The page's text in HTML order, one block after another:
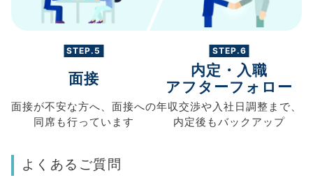
STEP.5
面接
面接が不安な方へ、 面接への
同席も行っています
STEP.6
内定・入職
アフターフォロー
年収交渉や入社日調整まで、
内定後もバックアップ
よくあるご質問